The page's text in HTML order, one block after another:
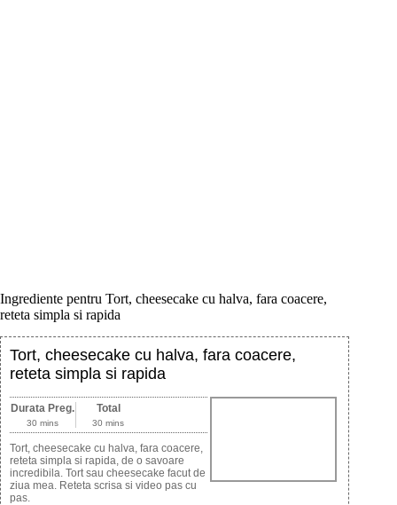
Ingrediente pentru Tort, cheesecake cu halva, fara coacere,
reteta simpla si rapida
Tort, cheesecake cu halva, fara coacere,
reteta simpla si rapida
Durata Preg.
30 mins
Total
30 mins
Tort, cheesecake cu halva, fara coacere,
reteta simpla si rapida, de o savoare
incredibila. Tort sau cheesecake facut de
ziua mea. Reteta scrisa si video pas cu
pas.